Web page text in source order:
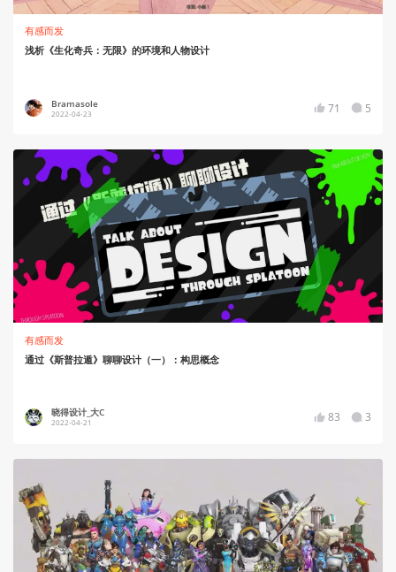
有感而发
浅析《生化奇兵：无限》的环境和人物设计
Bramasole
2022-04-23 71 5
有感而发
通过《斯普拉遁》聊聊设计（一）：构思概念
晓得设计_大C
2022-04-21 83 3